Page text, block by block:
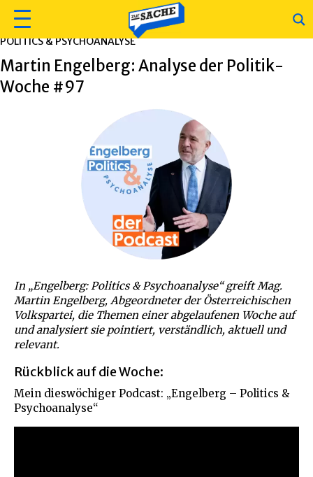
POLITICS & PSYCHOANALYSE
Martin Engelberg: Analyse der Politik-
Woche #97
In „Engelberg: Politics & Psychoanalyse“ greift Mag.
Martin Engelberg, Abgeordneter der Österreichischen
Volkspartei, die Themen einer abgelaufenen Woche auf
und analysiert sie pointiert, verständlich, aktuell und
relevant.
Rückblick auf die Woche:
Mein dieswöchiger Podcast: „Engelberg – Politics &
Psychoanalyse“